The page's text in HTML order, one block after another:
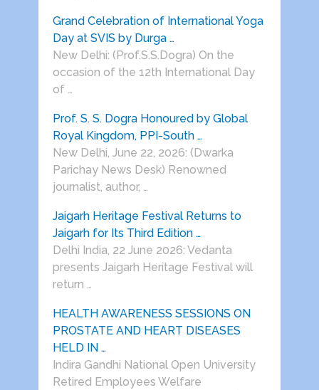
Grand Celebration of International Yoga
Day at SVIS by Durga …
New Delhi: (Prof.S.S.Dogra) On the
occasion of the 12th International Day
of …
Prof. S. S. Dogra Honoured by Global
Royal Kingdom, PPI-South …
New Delhi, June 22, 2026: (Dwarka
Parichay News Desk) Renowned
journalist, author, …
Jaigarh Heritage Festival Returns to
Jaigarh for Its Third Edition …
Delhi India, 22 June 2026: Vedanta
presents Jaigarh Heritage Festival will
return …
HEALTH AWARENESS SESSIONS ON
PROSTATE AND HEART DISEASES
HELD IN …
Indira Gandhi National Open University
Retired Employees Welfare